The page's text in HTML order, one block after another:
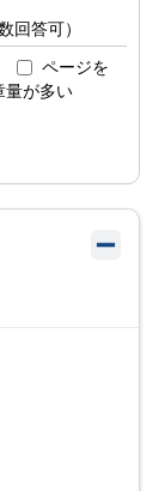
回答可）
ページを
量が多い